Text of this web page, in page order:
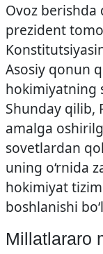
Ovoz berishda
prezident
Asosiy qonun
hokimiyatning
Shunday qilib,
amalga
sovetlardan
uning o‘rnida
hokimiyat
boshlanishi
Millatlararo